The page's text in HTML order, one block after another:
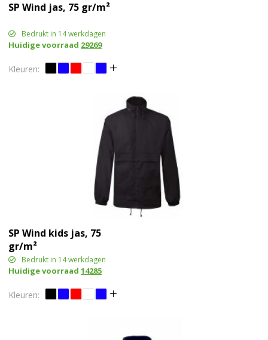
SP Wind jas, 75 gr/m²
Bedrukt in 14 werkdagen
Huidige voorraad 29269
SP Wind kids jas, 75
gr/m²
Bedrukt in 14 werkdagen
Huidige voorraad14285